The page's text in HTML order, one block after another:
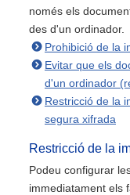
només els
des d'un ordinador.
Prohibició de la
Evitar que els
d'un ordinador
Restricció de la
segura xifrada
Restricció de la
Podeu configurar
immediatament els